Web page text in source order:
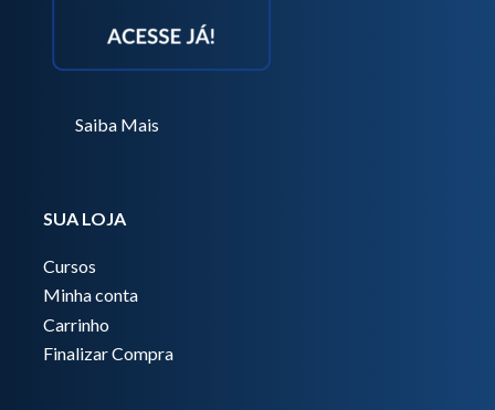
Saiba Mais
SUA LOJA
Cursos
Minha conta
Carrinho
Finalizar Compra